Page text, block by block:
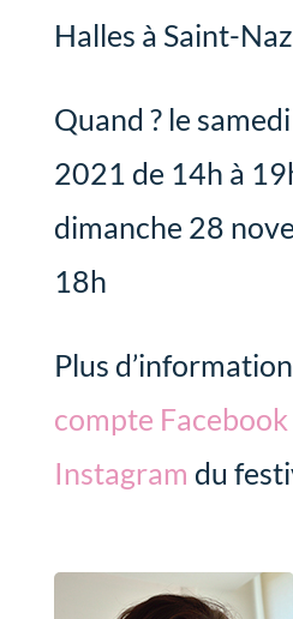
Halles à Saint-
Quand ? le
2021 de 14h à
dimanche 28
18h
Plus
compte Facebook
Instagram du